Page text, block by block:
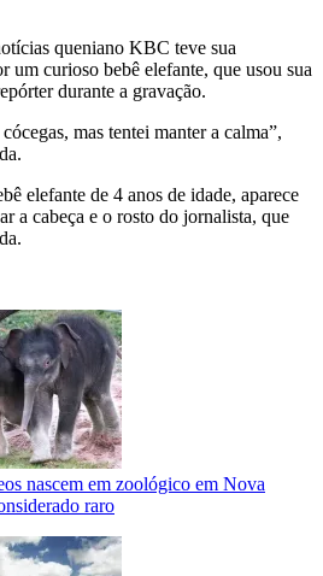
queniano KBC teve sua
um curioso bebê elefante, que usou sua
durante a gravação.
mas tentei manter a calma”,
elefante de 4 anos de idade, aparece
a cabeça e o rosto do jornalista, que
nascem em zoológico em Nova
raro